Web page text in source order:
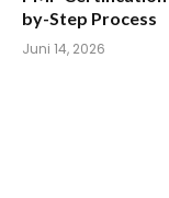
by-Step Process
Juni 14, 2026